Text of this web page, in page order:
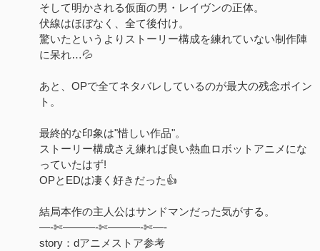
そして明かされる仮面の男・レイヴンの正体。
伏線はほぼなく、全て後付け。
驚いたというよりストーリー構成を練れていない制作陣
に呆れ…💦
あと、OPで全てネタバレしているのが最大の残念ポイン
ト。
最終的な印象は"惜しい作品"。
ストーリー構成さえ練れば良い熱血ロボットアニメにな
っていたはず!
OPとEDは凄く好きだった👍
結局本作の主人公はサンドマンだった気がする。
—-✄———-✄———-✄—-
story：dアニメストア参考